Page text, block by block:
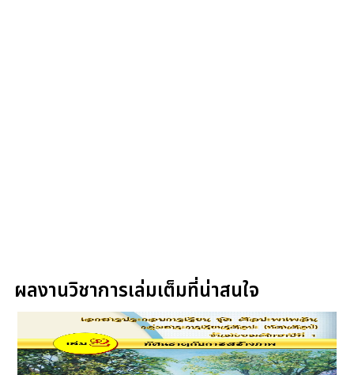
ผลงานวิชาการเล่มเต็มที่น่าสนใจ